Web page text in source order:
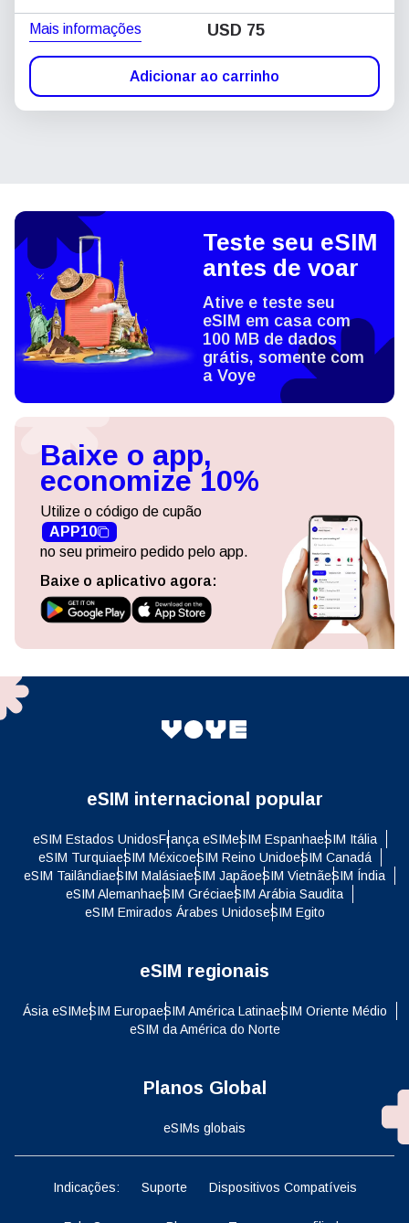
Mais informações USD 75
Adicionar ao carrinho
Teste seu eSIM
antes de voar
Ative e teste seu
eSIM em casa com
100 MB de dados
grátis, somente com
a Voye
Baixe o app,
economize 10%
Utilize o código de cupão
APP10
no seu primeiro pedido pelo app.
Baixe o aplicativo agora:
eSIM internacional popular
eSIM Estados UnidosFrança eSIMeSIM EspanhaeSIM Itália
eSIM TurquiaeSIM MéxicoeSIM Reino UnidoeSIM Canadá
eSIM TailândiaeSIM MalásiaeSIM JapãoeSIM VietnãeSIM Índia
eSIM AlemanhaeSIM GréciaeSIM Arábia Saudita
eSIM Emirados Árabes UnidoseSIM Egito
eSIM regionais
Ásia eSIMeSIM EuropaeSIM América LatinaeSIM Oriente Médio
eSIM da América do Norte
Planos Global
eSIMs globais
Indicações: Suporte Dispositivos Compatíveis